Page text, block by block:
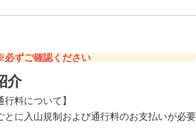
必ずご確認ください
介
行料について】
とに入山規制および通行料のお支払いが必要